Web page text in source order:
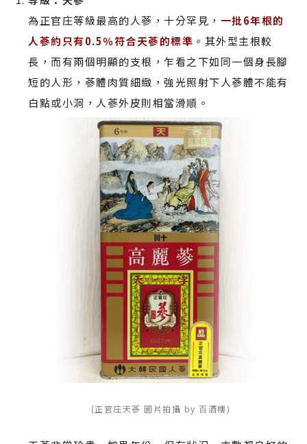
為正官庄等級最高的人蔘，十分罕見， 一批6年根的
人蔘約只有0.5％符合天蔘的標準 。其外型主根較
長，而有兩個明顯的支根，乍看之下如同一個身長腳
短的人形，蔘體肉質細緻，強光照射下人蔘體不能有
白點或小洞，人蔘外皮則相當滑順。
(正官庄天蔘 圖片拍攝 by 百酒樓)